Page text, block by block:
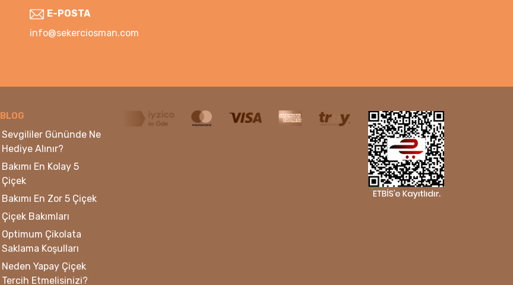
E-POSTA
info@sekerciosman.com
BLOG
Sevgililer Gününde Ne
Hediye Alınır?
Bakımı En Kolay 5
Çiçek
Bakımı En Zor 5 Çiçek
Çiçek Bakımları
Optimum Çikolata
Saklama Koşulları
Neden Yapay Çiçek
Tercih Etmelisinizi?